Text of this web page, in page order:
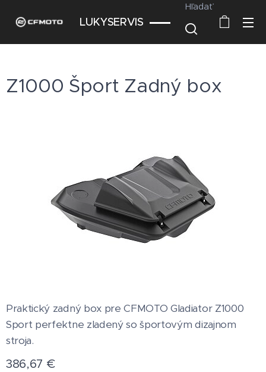
LUKYSERVIS
Hľadať
Z1000 Šport Zadný box
Praktický zadný box pre CFMOTO Gladiator Z1000
Sport perfektne zladený so športovým dizajnom
stroja.
386,67 €